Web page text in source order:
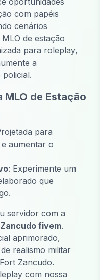
com papéis
cenários
de estação
para roleplay,
a
policial.
MLO de Estação
para
aumentar o
: Experimente um
que
servidor com a
fivem.
aprimorado,
realismo militar
Zancudo.
com nossa